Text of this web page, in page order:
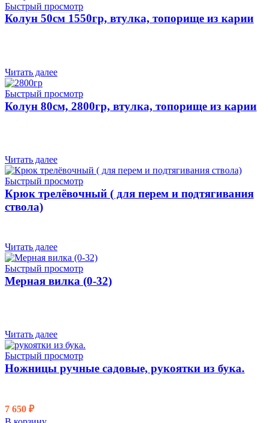
Быстрый просмотр
Колун 50cм 1550гр, втулка, топорище из карии
Читать далее
Быстрый просмотр
Колун 80см, 2800гр, втулка, топорище из карии
Читать далее
Быстрый просмотр
Крюк трелёвочный ( для перем и подтягивания
ствола)
Читать далее
Быстрый просмотр
Мерная вилка (0-32)
Читать далее
Быстрый просмотр
Ножницы ручные садовые, рукоятки из бука.
7 650 ₽